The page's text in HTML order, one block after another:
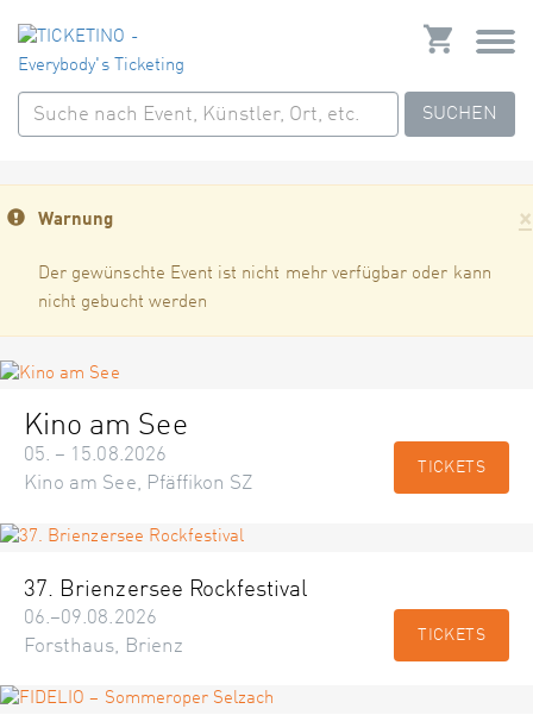
SUCHEN
×
Warnung
Der gewünschte Event ist nicht mehr verfügbar oder kann
nicht gebucht werden
Kino am See
05. – 15.08.2026
Kino am See, Pfäffikon SZ
TICKETS
37. Brienzersee Rockfestival
06.–09.08.2026
Forsthaus, Brienz
TICKETS